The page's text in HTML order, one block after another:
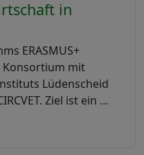
in
ERASMUS+
Konsortium mit
Lüdenscheid
Ziel ist ein …